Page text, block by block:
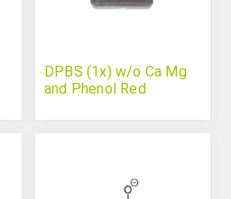
DPBS (1x) w/o Ca Mg
and Phenol Red